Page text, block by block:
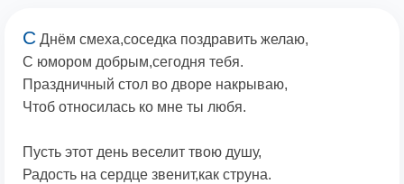
С Днём смеха,соседка поздравить желаю,
С юмором добрым,сегодня тебя.
Праздничный стол во дворе накрываю,
Чтоб относилась ко мне ты любя.
Пусть этот день веселит твою душу,
Радость на сердце звенит,как струна.